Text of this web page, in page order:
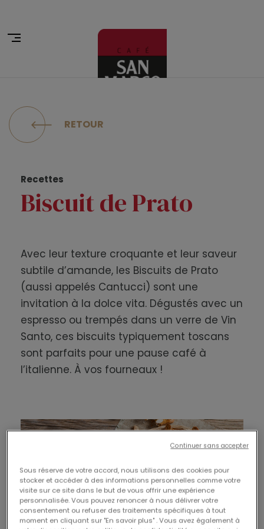
RETOUR
Recettes
Biscuit de Prato
Avec leur texture croquante et leur saveur
subtile d’amande, les Biscuits de Prato
(aussi appelés Cantucci) sont une
invitation à la dolce vita. Dégustés avec un
espresso ou trempés dans un verre de Vin
Santo, ces biscuits typiquement toscans
sont parfaits pour une pause café à
l’italienne. À vos fourneaux !
INGRÉDIENTS (POUR 20 BISCUITS)
Sous réserve de votre accord, nous utilisons des cookies pour
stocker et accéder à des informations personnelles comme votre
visite sur ce site dans le but de vous offrir une expérience
personnalisée. Vous pouvez renoncer à nous délivrer votre
consentement ou refuser des traitements spécifiques à tout
moment en cliquant sur "En savoir plus" . Vous avez également à
Continuer sans accepter